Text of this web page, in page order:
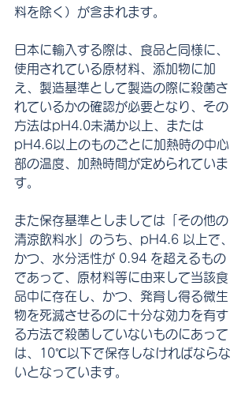
料を除く）が含まれます。
日本に輸入する際は、食品と同様に、
使用されている原材料、添加物に加
え、製造基準として製造の際に殺菌さ
れているかの確認が必要となり、その
方法はpH4.0未満か以上、または
pH4.6以上のものごとに加熱時の中心
部の温度、加熱時間が定められていま
す。
また保存基準としましては「その他の
清涼飲料水」のうち、pH4.6 以上で、
かつ、水分活性が 0.94 を超えるもの
であって、原材料等に由来して当該食
品中に存在し、かつ、発育し得る微生
物を死滅させるのに十分な効力を有す
る方法で殺菌していないものにあって
は、10℃以下で保存しなければならな
いとなっています。